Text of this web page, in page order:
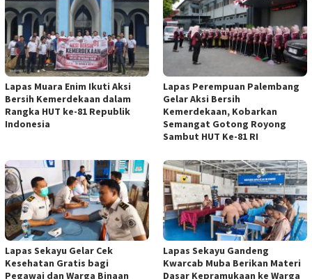
Lapas Muara Enim Ikuti Aksi
Bersih Kemerdekaan dalam
Rangka HUT ke-81 Republik
Indonesia
Lapas Perempuan Palembang
Gelar Aksi Bersih
Kemerdekaan, Kobarkan
Semangat Gotong Royong
Sambut HUT Ke-81 RI
Lapas Sekayu Gelar Cek
Kesehatan Gratis bagi
Pegawai dan Warga Binaan
Lapas Sekayu Gandeng
Kwarcab Muba Berikan Materi
Dasar Kepramukaan ke Warga